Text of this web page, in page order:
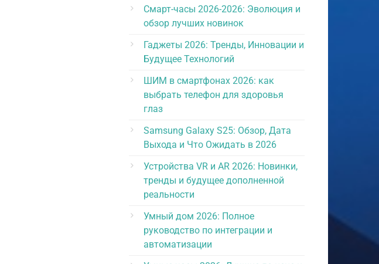
Смарт-часы 2026-2026: Эволюция и
обзор лучших новинок
Гаджеты 2026: Тренды, Инновации и
Будущее Технологий
ШИМ в смартфонах 2026: как
выбрать телефон для здоровья
глаз
Samsung Galaxy S25: Обзор, Дата
Выхода и Что Ожидать в 2026
Устройства VR и AR 2026: Новинки,
тренды и будущее дополненной
реальности
Умный дом 2026: Полное
руководство по интеграции и
автоматизации